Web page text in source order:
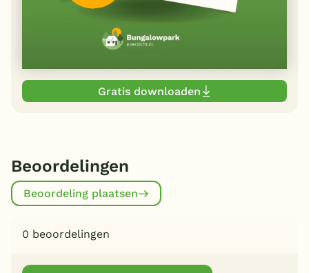
Gratis downloaden
Beoordelingen
Beoordeling plaatsen
0 beoordelingen